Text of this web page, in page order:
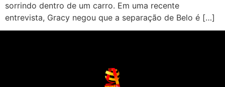
sorrindo dentro de um carro. Em uma recente
entrevista, Gracy negou que a separação de Belo é […]